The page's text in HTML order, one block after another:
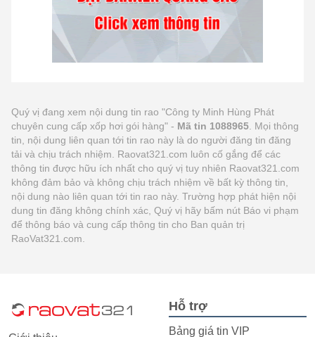
Quý vị đang xem nội dung tin rao "Công ty Minh Hùng Phát
chuyên cung cấp xốp hơi gói hàng" - Mã tin 1088965 . Mọi thông
tin, nội dung liên quan tới tin rao này là do người đăng tin đăng
tải và chịu trách nhiệm. Raovat321.com luôn cố gắng để các
thông tin được hữu ích nhất cho quý vị tuy nhiên Raovat321.com
không đảm bảo và không chịu trách nhiệm về bất kỳ thông tin,
nội dung nào liên quan tới tin rao này. Trường hợp phát hiện nội
dung tin đăng không chính xác, Quý vị hãy bấm nút Báo vi phạm
để thông báo và cung cấp thông tin cho Ban quản trị
RaoVat321.com.
Hỗ trợ
Bảng giá tin VIP